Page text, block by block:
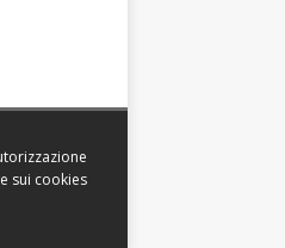
sui cookies